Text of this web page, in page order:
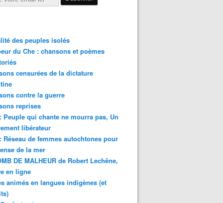
internacional frente a intensificación de represión
des peuples isolés
du Che : chansons et poèmes
censurées de la dictature
contre la guerre
reprises
Peuple qui chante ne mourra pas, Un
libérateur
Réseau de femmes autochtones pour
de la mer
DE MALHEUR de Robert Lechêne,
en ligne
animés en langues indigènes (et